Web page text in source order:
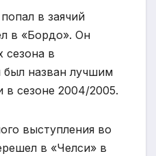
в заячий
в «Бордо». Он
сезона в
был назван лучшим
в сезоне 2004/2005.
выступления во
в «Челси» в